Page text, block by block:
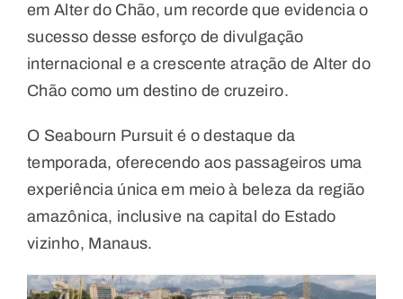
em Alter do Chão, um recorde que evidencia o
sucesso desse esforço de divulgação
internacional e a crescente atração de Alter do
Chão como um destino de cruzeiro.
O Seabourn Pursuit é o destaque da
temporada, oferecendo aos passageiros uma
experiência única em meio à beleza da região
amazônica, inclusive na capital do Estado
vizinho, Manaus.